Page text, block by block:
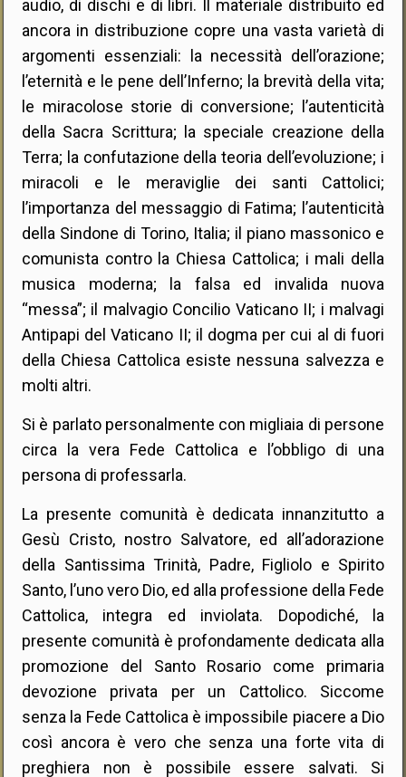
audio, di dischi e di libri. Il materiale distribuito ed
ancora in distribuzione copre una vasta varietà di
argomenti essenziali: la necessità dell’orazione;
l’eternità e le pene dell’Inferno; la brevità della vita;
le miracolose storie di conversione; l’autenticità
della Sacra Scrittura; la speciale creazione della
Terra; la confutazione della teoria dell’evoluzione; i
miracoli e le meraviglie dei santi Cattolici;
l’importanza del messaggio di Fatima; l’autenticità
della Sindone di Torino, Italia; il piano massonico e
comunista contro la Chiesa Cattolica; i mali della
musica moderna; la falsa ed invalida nuova
“messa”; il malvagio Concilio Vaticano II; i malvagi
Antipapi del Vaticano II; il dogma per cui al di fuori
della Chiesa Cattolica esiste nessuna salvezza e
molti altri.
Si è parlato personalmente con migliaia di persone
circa la vera Fede Cattolica e l’obbligo di una
persona di professarla.
La presente comunità è dedicata innanzitutto a
Gesù Cristo, nostro Salvatore, ed all’adorazione
della Santissima Trinità, Padre, Figliolo e Spirito
Santo, l’uno vero Dio, ed alla professione della Fede
Cattolica, integra ed inviolata. Dopodiché, la
presente comunità è profondamente dedicata alla
promozione del Santo Rosario come primaria
devozione privata per un Cattolico. Siccome
senza la Fede Cattolica è impossibile piacere a Dio
così ancora è vero che senza una forte vita di
preghiera non è possibile essere salvati. Si